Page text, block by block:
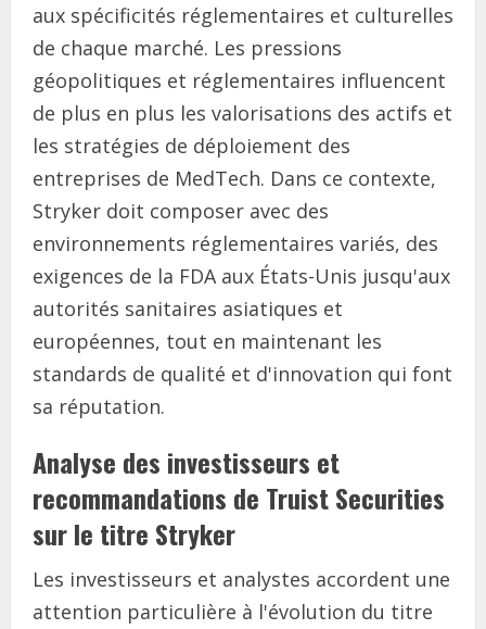
aux spécificités réglementaires et culturelles
de chaque marché. Les pressions
géopolitiques et réglementaires influencent
de plus en plus les valorisations des actifs et
les stratégies de déploiement des
entreprises de MedTech. Dans ce contexte,
Stryker doit composer avec des
environnements réglementaires variés, des
exigences de la FDA aux États-Unis jusqu'aux
autorités sanitaires asiatiques et
européennes, tout en maintenant les
standards de qualité et d'innovation qui font
sa réputation.
Analyse des investisseurs et
recommandations de Truist Securities
sur le titre Stryker
Les investisseurs et analystes accordent une
attention particulière à l'évolution du titre